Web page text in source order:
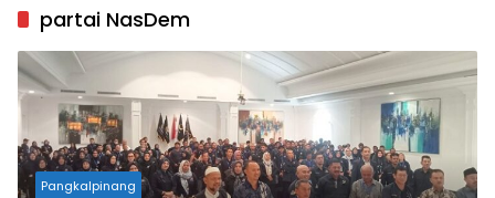
partai NasDem
Pangkalpinang